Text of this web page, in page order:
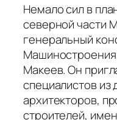
Немало сил в
северной части
генеральный
Макеев. Он
специалистов из
архитекторов,
строителей,